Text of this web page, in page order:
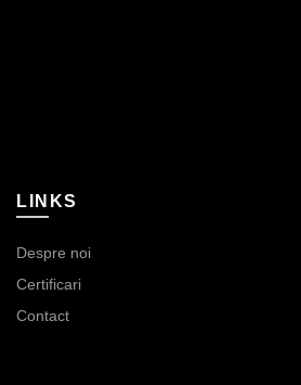
LINKS
Despre noi
Certificari
Contact